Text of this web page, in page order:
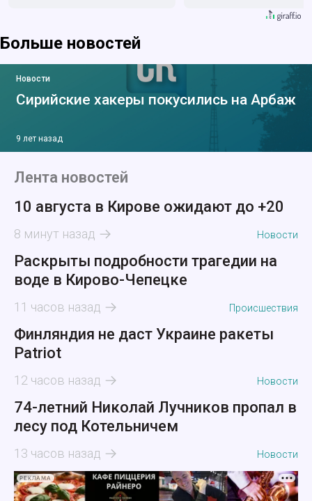
Больше новостей
Новости
Сирийские хакеры покусились на Арбаж
9 лет назад
Лента новостей
10 августа в Кирове ожидают до +20
8 минут назад Новости
Раскрыты подробности трагедии на
воде в Кирово-Чепецке
11 часов назад Происшествия
Финляндия не даст Украине ракеты
Patriot
12 часов назад Новости
74-летний Николай Лучников пропал в
лесу под Котельничем
13 часов назад Новости
РЕКЛАМА